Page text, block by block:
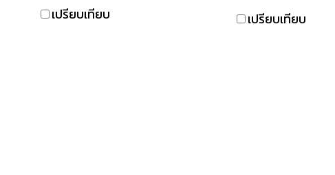
และควบคุมทีวีด้วยเสียง
เปรียบเทียบ
โหลดเกมได้อย่างรวดเร็ว และ
ยังเพลิดเพลินกับการเล่นเกม
เปรียบเทียบ